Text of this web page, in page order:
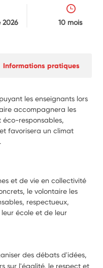
2026 10 mois
Informations pratiques
les enseignants lors
accompagnera les
éco-responsables,
favorisera un climat
et de vie en collectivité
le volontaire les
respectueux,
école et de leur
des débats d'idées,
sur l'égalité, le respect et